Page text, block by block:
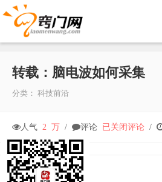
转载：脑电波如何采集
分类： 科技前沿
人气 2 万 / 评论 转
已关闭评论 /